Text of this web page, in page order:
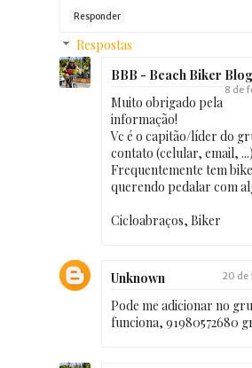
Responder
Respostas
BBB - Beach Biker Blog
8 de
Muito obrigado pela
informação!
Vc é o capitão/líder do
contato (celular, email,
Frequentemente tem
querendo pedalar com
Cicloabraços, Biker
Unknown 20 de
Pode me adicionar no
funciona, 91980572680